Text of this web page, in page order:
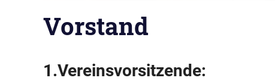
Vorstand
1.Vereinsvorsitzende: